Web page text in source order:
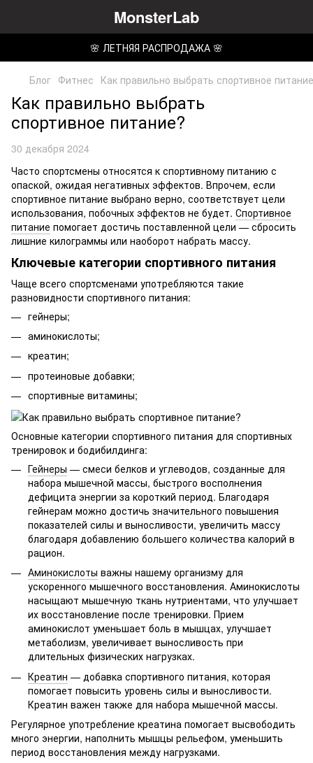
MonsterLab
🌸 ЛЕТНЯЯ РАСПРОДАЖА 🌸
Блог Фитнес Как правильно выбрать спортивное
Как правильно выбрать
спортивное питание?
30 декабря 2024
Часто спортсмены относятся к спортивному питанию с
опаской, ожидая негативных эффектов. Впрочем, если
спортивное питание выбрано верно, соответствует цели
использования, побочных эффектов не будет. Спортивное
питание помогает достичь поставленной цели — сбросить
лишние килограммы или наоборот набрать массу.
Ключевые категории спортивного питания
Чаще всего спортсменами употребляются такие
разновидности спортивного питания:
гейнеры;
аминокислоты;
креатин;
протеиновые добавки;
спортивные витамины;
Основные категории спортивного питания для спортивных
тренировок и бодибилдинга:
Гейнеры — смеси белков и углеводов, созданные для
набора мышечной массы, быстрого восполнения
дефицита энергии за короткий период. Благодаря
гейнерам можно достичь значительного повышения
показателей силы и выносливости, увеличить массу
благодаря добавлению большего количества калорий в
рацион.
Аминокислоты важны нашему организму для
ускоренного мышечного восстановления. Аминокислоты
насыщают мышечную ткань нутриентами, что улучшает
их восстановление после тренировки. Прием
аминокислот уменьшает боль в мышцах, улучшает
метаболизм, увеличивает выносливость при
длительных физических нагрузках.
Креатин — добавка спортивного питания, которая
помогает повысить уровень силы и выносливости.
Креатин важен также для набора мышечной массы.
Регулярное употребление креатина помогает высвободить
много энергии, наполнить мышцы рельефом, уменьшить
период восстановления между нагрузками.